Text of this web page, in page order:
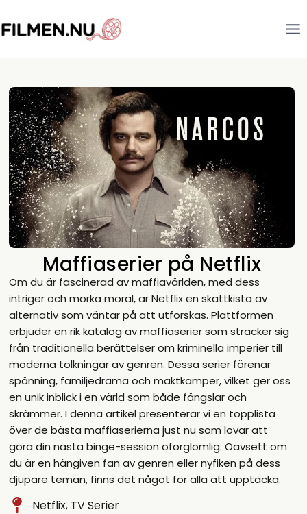
Maffiaserier på Netflix
Om du är fascinerad av maffiavärlden, med dess
intriger och mörka moral, är Netflix en skattkista av
alternativ som väntar på att utforskas. Plattformen
erbjuder en rik katalog av maffiaserier som sträcker sig
från traditionella berättelser om kriminella imperier till
moderna tolkningar av genren. Dessa serier förenar
spänning, familjedrama och maktkamper, vilket ger oss
en unik inblick i en värld som både fängslar och
skrämmer. I denna artikel presenterar vi en topplista
över de bästa maffiaserierna just nu som lovar att
göra din nästa binge-session oförglömlig. Oavsett om
du är en hängiven fan av genren eller nyfiken på dess
djupare teman, finns det något för alla att upptäcka.
Netflix, TV Serier